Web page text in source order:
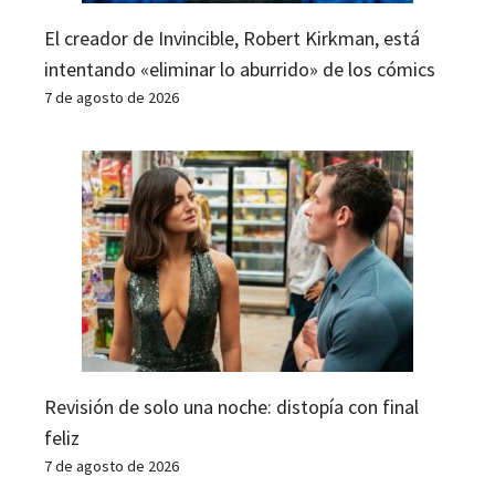
El creador de Invincible, Robert Kirkman, está
intentando «eliminar lo aburrido» de los cómics
7 de agosto de 2026
Revisión de solo una noche: distopía con final
feliz
7 de agosto de 2026